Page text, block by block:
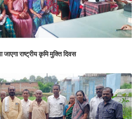
राष्ट्रीय कृमि मुक्ति दिवस